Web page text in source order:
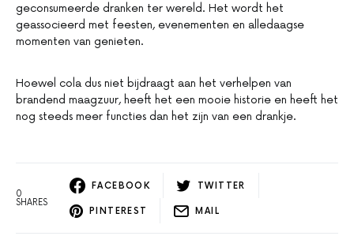
geconsumeerde dranken ter wereld. Het wordt het
geassocieerd met feesten, evenementen en alledaagse
momenten van genieten.
Hoewel cola dus niet bijdraagt aan het verhelpen van
brandend maagzuur, heeft het een mooie historie en heeft het
nog steeds meer functies dan het zijn van een drankje.
0
SHARES
FACEBOOK TWITTER
PINTEREST MAIL